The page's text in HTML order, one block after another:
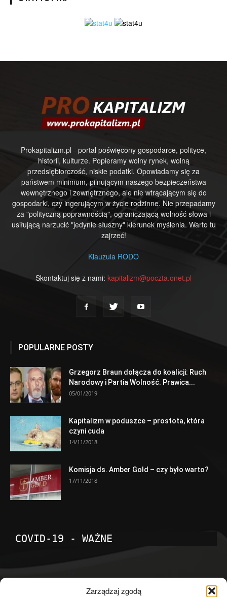
Zarządzaj zgodą
Prokapitalizm.pl - portal poświęcony gospodarce, polityce,
historii, kulturze. Popieramy wolny rynek, wolną
przedsiębiorczość, niskie podatki. Opowiadamy się za
państwem minimum, pilnującym naszego bezpieczeństwa
wewnętrznego i zewnętrznego, ale nie wtrącającym się do
gospodarki, czy ingerującym w życie rodzinne. Nie przepadamy
za "polityczną poprawnością", ograniczającą wolność słowa i
usiłującą narzucić "jedynie słuszny" kierunek myślenia. Warto tu
zajrzeć!
Klauzula RODO
Skontaktuj się z nami: kapitalizm@poczta.onet.pl
POPULARNE POSTY
Grzegorz Braun dołącza do koalicji: Ruch
Narodowy i Partia Wolność. Prawica...
05/01/2019
Kapitalizm w poduszce – prostota, która
czyni cuda
14/11/2018
Komisja ds. Amber Gold – czy było warto?
17/11/2018
COVID-19 - WAŻNE